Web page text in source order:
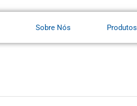
Sobre Nós Produtos